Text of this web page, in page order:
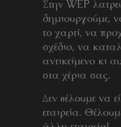
Στην WEP
δημιουργούμε,
το χαρτί, να
σχέδιο, να
αντικείμενο κι
στα χέρια σας.
Δεν θέλουμε να
εταιρεία.